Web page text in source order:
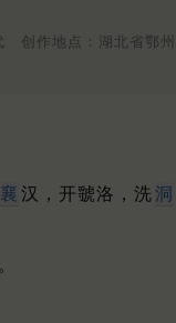
创作地点：湖北省鄂州
汉，开虢洛，洗洞